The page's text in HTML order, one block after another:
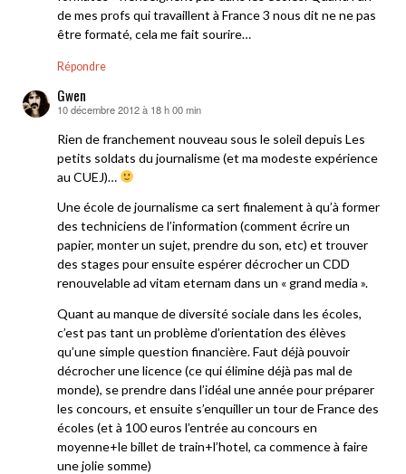
de mes profs qui travaillent à France 3 nous dit ne ne pas
être formaté, cela me fait sourire…
Répondre
Gwen
dit :
10 décembre 2012 à 18 h 00 min
Rien de franchement nouveau sous le soleil depuis Les
petits soldats du journalisme (et ma modeste expérience
au CUEJ)…
Une école de journalisme ca sert finalement à qu’à former
des techniciens de l’information (comment écrire un
papier, monter un sujet, prendre du son, etc) et trouver
des stages pour ensuite espérer décrocher un CDD
renouvelable ad vitam eternam dans un « grand media ».
Quant au manque de diversité sociale dans les écoles,
c’est pas tant un problème d’orientation des élèves
qu’une simple question financière. Faut déjà pouvoir
décrocher une licence (ce qui élimine déjà pas mal de
monde), se prendre dans l’idéal une année pour préparer
les concours, et ensuite s’enquiller un tour de France des
écoles (et à 100 euros l’entrée au concours en
moyenne+le billet de train+l’hotel, ca commence à faire
une jolie somme)